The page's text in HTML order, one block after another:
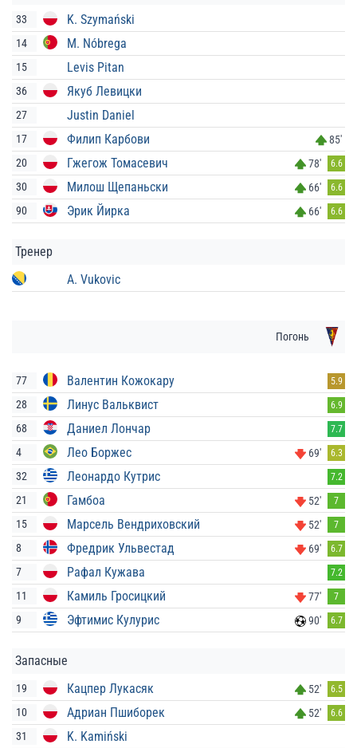
33 K. Szymański
14 M. Nóbrega
15 Levis Pitan
36 Якуб Левицки
27 Justin Daniel
17 Филип Карбови
85'
20
Гжегож Томасевич 78' 6.6
30 Милош Щепаньски 66' 6.6
90 Эрик Йирка 66' 6.6
Тренер
A. Vukovic
Погонь
77 Валентин Кожокару 5.9
28 Линус Вальквист 6.9
68 Даниел Лончар 7.7
4 Лео Боржес 69' 6.3
32 Леонардо Кутрис 7.2
21 Гамбоа 52' 7
15 Марсель Вендриховский 52' 7
8 Фредрик Ульвестад 69' 6.7
7 Рафал Кужава 7.2
11 Камиль Гросицкий 77' 7
9 Эфтимис Кулурис 90' 6.7
Запасные
19 Кацпер Лукасяк 52' 6.5
10 Адриан Пшиборек 52' 6.6
31 K. Kamiński